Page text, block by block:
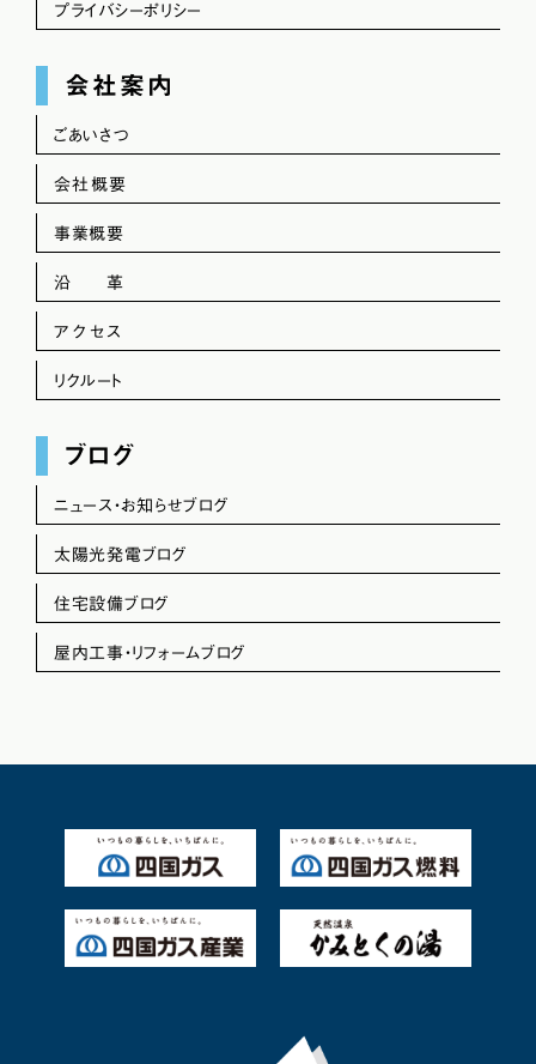
プライバシーポリシー
会社案内
ごあいさつ
会社概要
事業概要
沿 革
アクセス
リクルート
ブログ
ニュース・お知らせブログ
太陽光発電ブログ
住宅設備ブログ
屋内工事・リフォームブログ